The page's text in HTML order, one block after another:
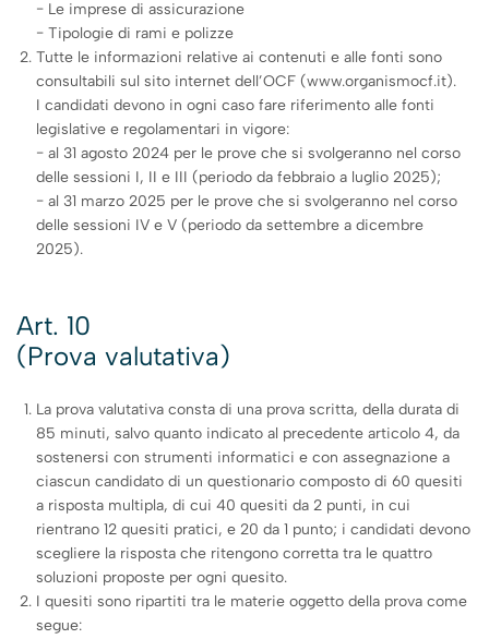
− Le imprese di assicurazione
− Tipologie di rami e polizze
Tutte le informazioni relative ai contenuti e alle fonti sono
consultabili sul sito internet dell’OCF (www.organismocf.it).
I candidati devono in ogni caso fare riferimento alle fonti
legislative e regolamentari in vigore:
− al 31 agosto 2024 per le prove che si svolgeranno nel corso
delle sessioni I, II e III (periodo da febbraio a luglio 2025);
− al 31 marzo 2025 per le prove che si svolgeranno nel corso
delle sessioni IV e V (periodo da settembre a dicembre
2025).
Art. 10
(Prova valutativa)
La prova valutativa consta di una prova scritta, della durata di
85 minuti, salvo quanto indicato al precedente articolo 4, da
sostenersi con strumenti informatici e con assegnazione a
ciascun candidato di un questionario composto di 60 quesiti
a risposta multipla, di cui 40 quesiti da 2 punti, in cui
rientrano 12 quesiti pratici, e 20 da 1 punto; i candidati devono
scegliere la risposta che ritengono corretta tra le quattro
soluzioni proposte per ogni quesito.
I quesiti sono ripartiti tra le materie oggetto della prova come
segue: